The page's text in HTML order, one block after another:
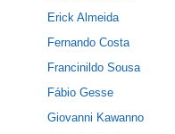
Erick Almeida
Fernando Costa
Francinildo Sousa
Fábio Gesse
Giovanni Kawanno